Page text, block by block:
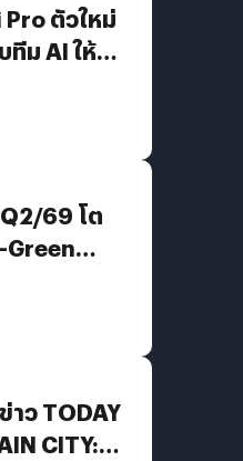
ตัวใหม่
ทีม AI ให้
Q2/69 โต
New
ว TODAY
CITY: